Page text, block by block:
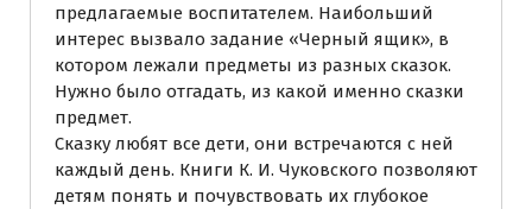
предлагаемые воспитателем. Наибольший
интерес вызвало задание «Черный ящик», в
котором лежали предметы из разных сказок.
Нужно было отгадать, из какой именно сказки
предмет.
Сказку любят все дети, они встречаются с ней
каждый день. Книги К. И. Чуковского позволяют
детям понять и почувствовать их глубокое